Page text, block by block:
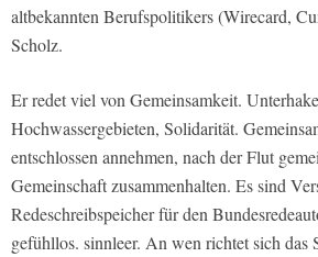
altbekannten Berufspolitikers (Wirecard,
Scholz.
Er redet viel von Gemeinsamkeit.
Hochwassergebieten, Solidarität.
entschlossen annehmen, nach der Flut
Gemeinschaft zusammenhalten. Es sind
Redeschreibspeicher für den
gefühllos. sinnleer. An wen richtet sich das